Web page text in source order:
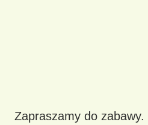
Zapraszamy do